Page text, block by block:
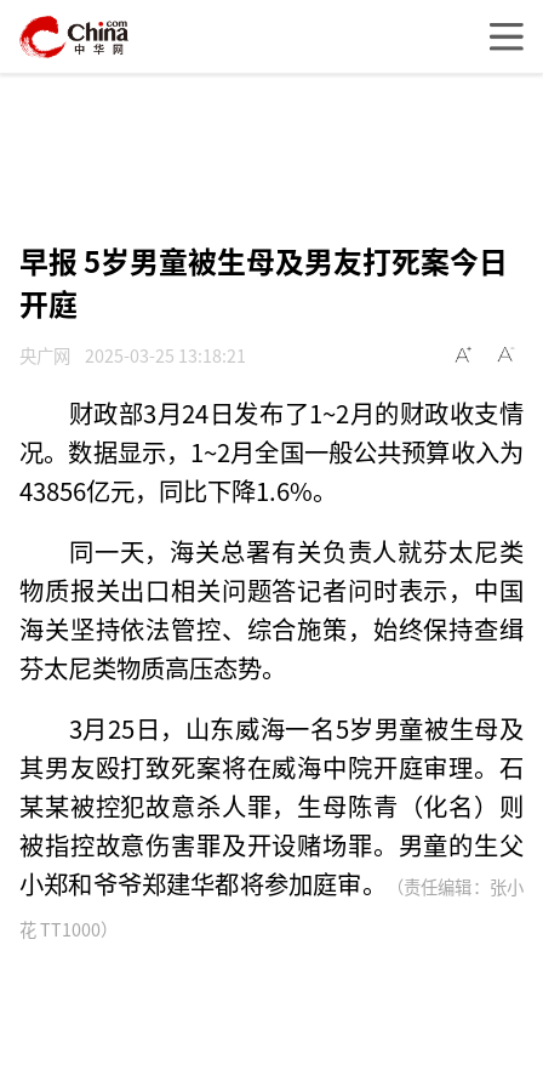
早报 5岁男童被生母及男友打死案今日
开庭
央广网 2025-03-25 13:18:21
财政部3月24日发布了1~2月的财政收支情
况。数据显示，1~2月全国一般公共预算收入为
43856亿元，同比下降1.6%。
同一天，海关总署有关负责人就芬太尼类
物质报关出口相关问题答记者问时表示，中国
海关坚持依法管控、综合施策，始终保持查缉
芬太尼类物质高压态势。
3月25日，山东威海一名5岁男童被生母及
其男友殴打致死案将在威海中院开庭审理。石
某某被控犯故意杀人罪，生母陈青（化名）则
被指控故意伤害罪及开设赌场罪。男童的生父
小郑和爷爷郑建华都将参加庭审。
（责任编辑：张小
花 TT1000）